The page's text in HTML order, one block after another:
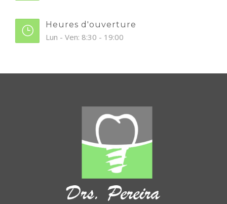
Heures d'ouverture
Lun - Ven: 8:30 - 19:00